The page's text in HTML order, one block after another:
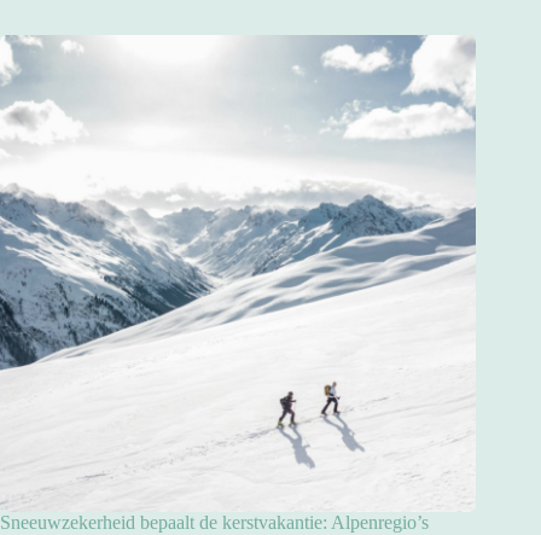
Sneeuwzekerheid bepaalt de kerstvakantie: Alpenregio’s